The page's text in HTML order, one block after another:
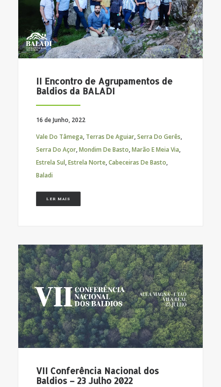
II Encontro de Agrupamentos de
Baldios da BALADI
16 de Junho, 2022
Vale Do Tâmega, Terras De Aguiar,Serra Do Gerês,
Serra Do Açor,Mondim De Basto,Marão E Meia Via,
Estrela Sul,Estrela Norte,Cabeceiras De Basto,
Baladi
LER MAIS
VII Conferência Nacional dos
Baldios – 23 Julho 2022